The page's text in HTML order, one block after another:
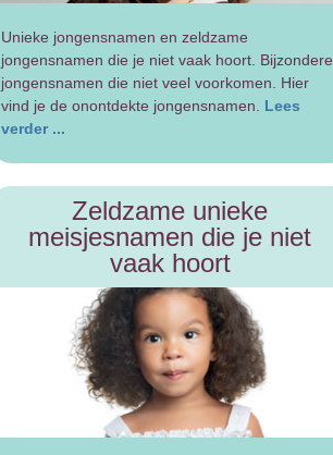
Unieke jongensnamen en zeldzame
jongensnamen die je niet vaak hoort. Bijzondere
jongensnamen die niet veel voorkomen. Hier
vind je de onontdekte jongensnamen. Lees
verder ...
Zeldzame unieke
meisjesnamen die je niet
vaak hoort